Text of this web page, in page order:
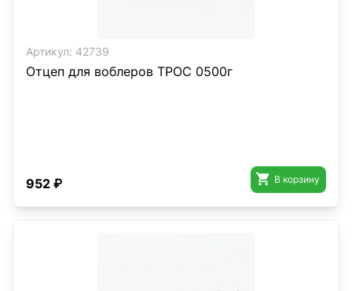
Артикул: 42739
Отцеп для воблеров ТРОС 0500г
952 ₽  В корзину